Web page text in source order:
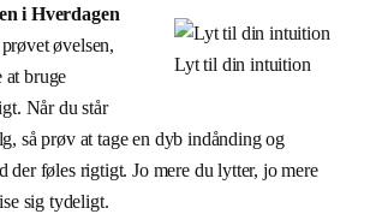
Lyt til din intuition
i Hverdagen
øvelsen,
at bruge
Når du står
så prøv at tage en dyb indånding og
der føles rigtigt. Jo mere du lytter, jo mere
sig tydeligt.